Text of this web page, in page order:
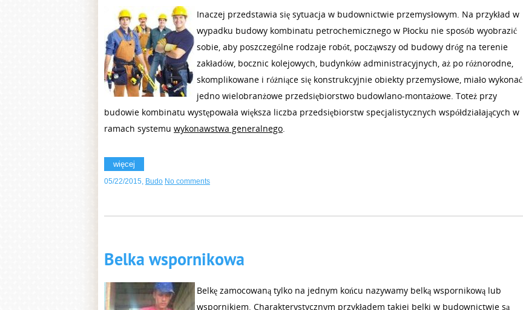
Inaczej przedstawia się sytuacja w budownictwie przemysłowym. Na przykład w
wypadku budowy kombinatu petrochemicznego w Płocku nie sposób wyobrazić
sobie, aby poszczególne rodzaje robót, począwszy od budowy dróg na terenie
zakładów, bocznic kolejowych, budynków administracyjnych, aż po różnorodne,
skomplikowane i różniące się konstrukcyjnie obiekty przemysłowe, miało wykonać
jedno wielobranżowe przedsiębiorstwo budowlano-montażowe. Toteż przy
budowie kombinatu występowała większa liczba przedsiębiorstw specjalistycznych współdziałających w
ramach systemu wykonawstwa generalnego
więcej
05/22/2015 Budo No comments
Belka wspornikowa
Belkę zamocowaną tylko na jednym końcu nazywamy belką wspornikową lub
wspornikiem. Charakterystycznym przykładem takiej belki w budownictwie są